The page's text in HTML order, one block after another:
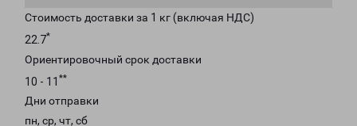
Стоимость доставки за 1 кг (включая НДС)
22.7*
Ориентировочный срок доставки
10 - 11 **
Дни отправки
пн, ср, чт, сб